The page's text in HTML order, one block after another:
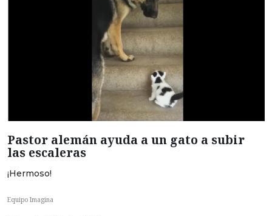
Pastor alemán ayuda a un gato a subir
las escaleras
¡Hermoso!
Equipo Imagina